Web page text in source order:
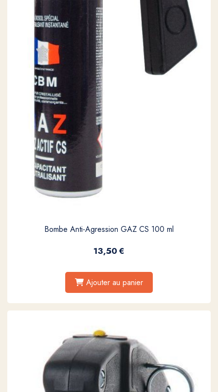
Bombe Anti-Agression GAZ CS 100 ml
13,50€
Ajouter au panier